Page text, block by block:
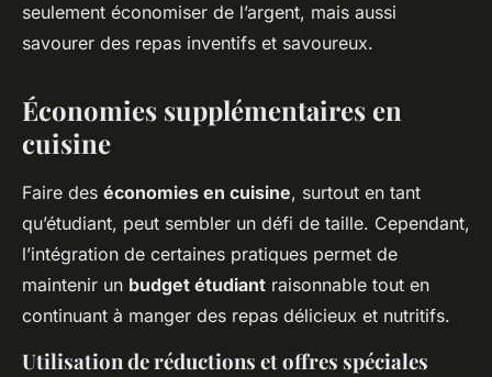
seulement économiser de l’argent, mais aussi
savourer des repas inventifs et savoureux.
Économies supplémentaires en
cuisine
Faire des économies en cuisine, surtout en tant
qu’étudiant, peut sembler un défi de taille. Cependant,
l’intégration de certaines pratiques permet de
maintenir un budget étudiant raisonnable tout en
continuant à manger des repas délicieux et nutritifs.
Utilisation de réductions et offres spéciales